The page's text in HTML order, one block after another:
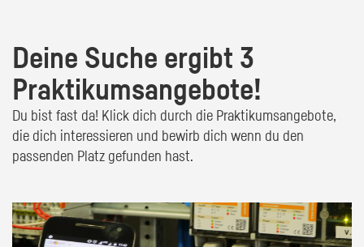
Deine Suche ergibt 3
Praktikumsangebote!
Du bist fast da! Klick dich durch die Praktikumsangebote,
die dich interessieren und bewirb dich wenn du den
passenden Platz gefunden hast.